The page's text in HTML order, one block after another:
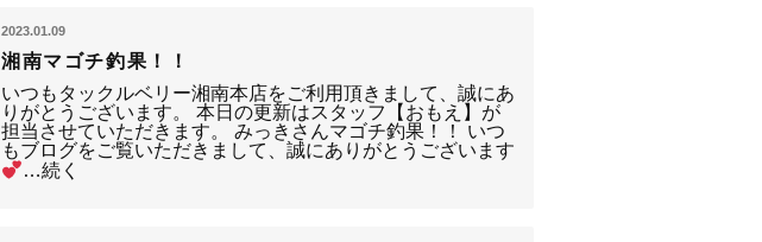
2023.01.09
湘南マゴチ釣果！！
いつもタックルベリー湘南本店をご利用頂きまして、誠にあ
りがとうございます。 本日の更新はスタッフ【おもえ】が
担当させていただきます。 みっきさんマゴチ釣果！！ いつ
もブログをご覧いただきまして、誠にありがとうございます
…続く